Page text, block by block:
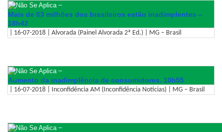
–
Mais de 63 milhões dos brasileiros estão inadimplentes –
18h42
| 16-07-2018 | Alvorada (Painel Alvorada 2ª Ed.) | MG – Brasil
–
Aumento da inadimplência de consumidores. 10h55
| 16-07-2018 | Inconfidência AM (Inconfidência Notícias) | MG – Brasil
–